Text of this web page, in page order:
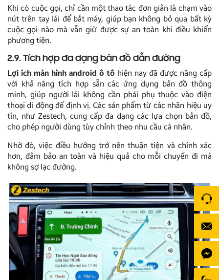
Khi có cuộc gọi, chỉ cần một thao tác đơn giản là chạm vào
nút trên tay lái để bắt máy, giúp bạn không bỏ qua bất kỳ
cuộc gọi nào mà vẫn giữ được sự an toàn khi điều khiển
phương tiện.
2.9. Tích hợp đa dạng bản đồ dẫn đường
Lợi ích màn hình android ô tô hiện nay đã được nâng cấp
với khả năng tích hợp sẵn các ứng dụng bản đồ thông
minh, giúp người lái không cần phải phụ thuộc vào điện
thoại di động để định vị. Các sản phẩm từ các nhãn hiệu uy
tín, như Zestech, cung cấp đa dạng các lựa chọn bản đồ,
cho phép người dùng tùy chỉnh theo nhu cầu cá nhân.
Nhờ đó, việc điều hướng trở nên thuận tiện và chính xác
hơn, đảm bảo an toàn và hiệu quả cho mỗi chuyến đi mà
không sợ lạc đường.